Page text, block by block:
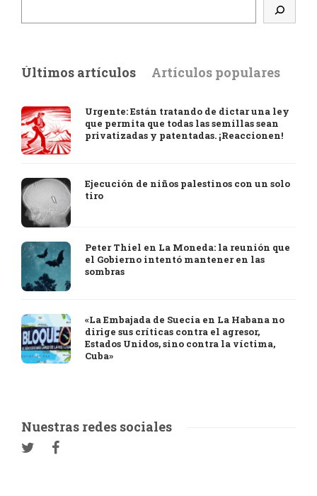
Últimos artículos Artículos populares
Urgente: Están tratando de dictar una ley
que permita que todas las semillas sean
privatizadas y patentadas. ¡Reaccionen!
Ejecución de niños palestinos con un solo
tiro
Peter Thiel en La Moneda: la reunión que
el Gobierno intentó mantener en las
sombras
«La Embajada de Suecia en La Habana no
dirige sus críticas contra el agresor,
Estados Unidos, sino contra la víctima,
Cuba»
Nuestras redes sociales